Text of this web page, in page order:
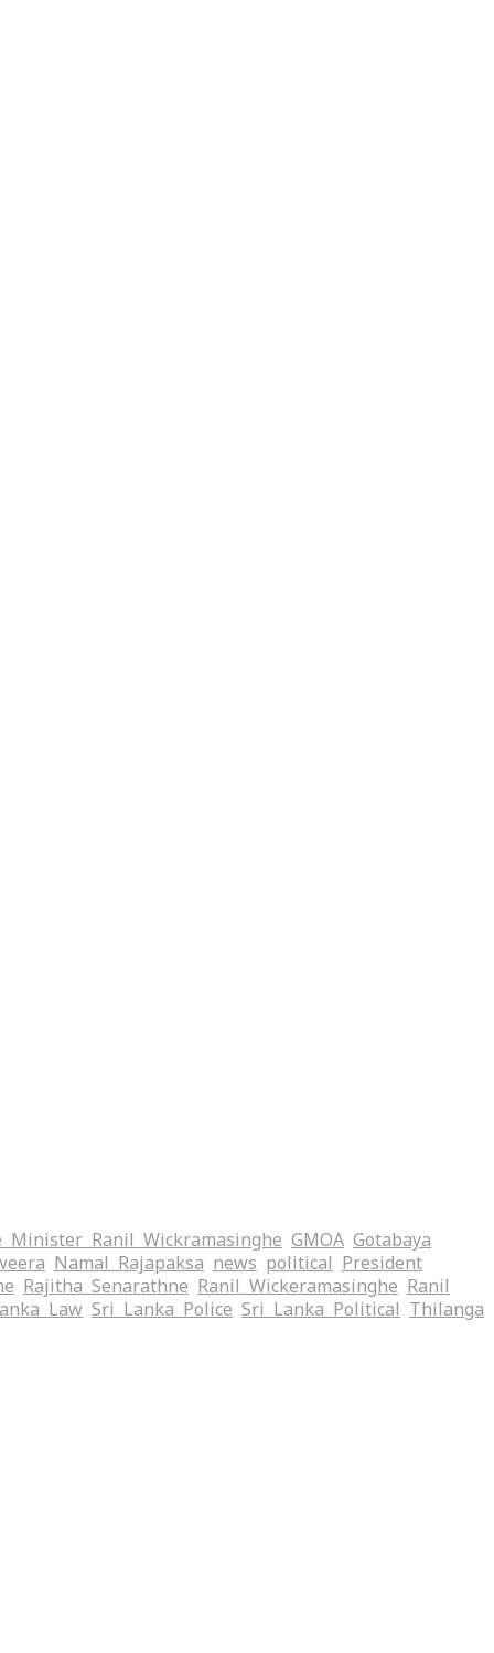
Minister Ranil Wickramasinghe GMOA Gotabaya
Namal Rajapaksa news political President
Rajitha Senarathne Ranil Wickeramasinghe Ranil
Law Sri Lanka Police Sri Lanka Political Thilanga